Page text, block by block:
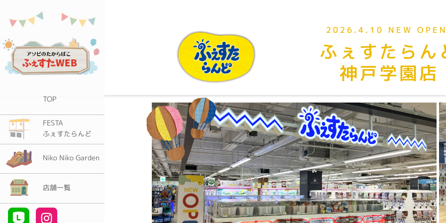
2026.4.10 NEW
ふぇすたらん
神戸学園店
TOP
FESTA
ふぇすたらんど
Niko Niko Garden
店舗一覧